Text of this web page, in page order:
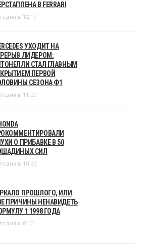
В FERRARI
в 12:17
УХОДИТ НА
ЛИДЕРОМ:
СТАЛ ГЛАВНЫМ
ПЕРВОЙ
СЕЗОНА Ф1
в 11:20
О ПРИБАВКЕ В 50
СИЛ
в 10:22
ПРОШЛОГО, ИЛИ
ПРИЧИНЫ НЕНАВИДЕТЬ
1 1998 ГОДА
в 8:10